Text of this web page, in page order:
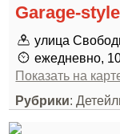
Garage-style
улица
ежедневно,
Показать на
Рубрики: